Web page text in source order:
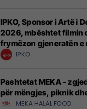
IPKO, Sponsor i Artë i
2026, mbështet filmin
frymëzon gjeneratën e
krijuesve
IPKO
Pashtetat MEKA -
për mëngjes, piknik
MEKA HALAL FOOD